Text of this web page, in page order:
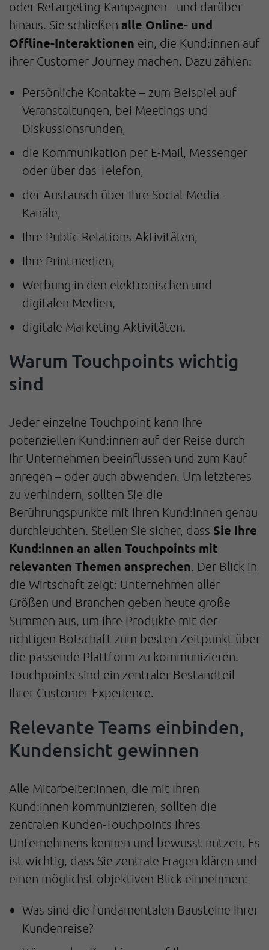
oder Retargeting-Kampagnen - und darüber
hinaus. Sie schließen alle Online- und
Offline-Interaktionen ein, die Kund:innen auf
ihrer Customer Journey machen. Dazu zählen:
Persönliche Kontakte – zum Beispiel auf
Veranstaltungen, bei Meetings und
Diskussionsrunden,
die Kommunikation per E-Mail, Messenger
oder über das Telefon,
der Austausch über Ihre Social-Media-
Kanäle,
Ihre Public-Relations-Aktivitäten,
Ihre Printmedien,
Werbung in den elektronischen und
digitalen Medien,
digitale Marketing-Aktivitäten.
Warum Touchpoints wichtig
sind
Jeder einzelne Touchpoint kann Ihre
potenziellen Kund:innen auf der Reise durch
Ihr Unternehmen beeinflussen und zum Kauf
anregen – oder auch abwenden. Um letzteres
zu verhindern, sollten Sie die
Berührungspunkte mit Ihren Kund:innen genau
durchleuchten. Stellen Sie sicher, dass Sie Ihre
Kund:innen an allen Touchpoints mit
relevanten Themen ansprechen. Der Blick in
die Wirtschaft zeigt: Unternehmen aller
Größen und Branchen geben heute große
Summen aus, um ihre Produkte mit der
richtigen Botschaft zum besten Zeitpunkt über
die passende Plattform zu kommunizieren.
Touchpoints sind ein zentraler Bestandteil
Ihrer Customer Experience.
Relevante Teams einbinden,
Kundensicht gewinnen
Alle Mitarbeiter:innen, die mit Ihren
Kund:innen kommunizieren, sollten die
zentralen Kunden-Touchpoints Ihres
Unternehmens kennen und bewusst nutzen. Es
ist wichtig, dass Sie zentrale Fragen klären und
einen möglichst objektiven Blick einnehmen:
Was sind die fundamentalen Bausteine Ihrer
Kundenreise?